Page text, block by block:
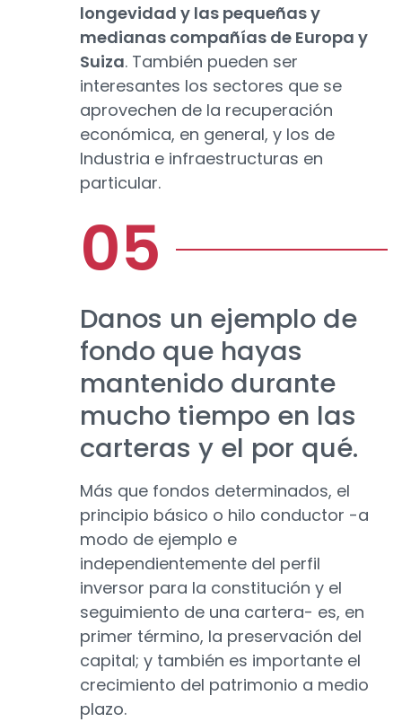
longevidad y las pequeñas y
medianas compañías de Europa y
Suiza. También pueden ser
interesantes los sectores que se
aprovechen de la recuperación
económica, en general, y los de
Industria e infraestructuras en
particular.
Danos un ejemplo de
fondo que hayas
mantenido durante
mucho tiempo en las
carteras y el por qué.
Más que fondos determinados, el
principio básico o hilo conductor -a
modo de ejemplo e
independientemente del perfil
inversor para la constitución y el
seguimiento de una cartera- es, en
primer término, la preservación del
capital; y también es importante el
crecimiento del patrimonio a medio
plazo.